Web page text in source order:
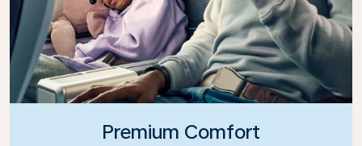
Premium Comfort